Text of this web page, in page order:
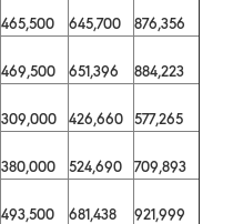
465,500 645,700
876,356
469,500 651,396
884,223
309,000 426,660
577,265
380,000 524,690
709,893
493,500 681,438
921,999